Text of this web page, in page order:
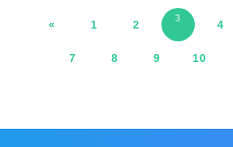
業を探しやすくなるた
なるでしょう。
« 1 2 3 4
7 8 9 10